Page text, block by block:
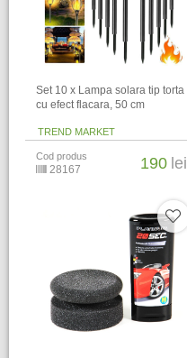
Set 10 x Lampa solara tip torta
cu efect flacara, 50 cm
TREND MARKET
Cod produs
28167 190 lei